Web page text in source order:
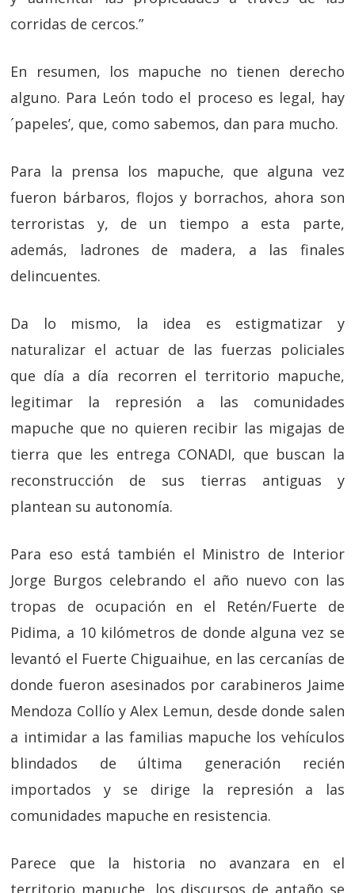
corridas de cercos.”
En resumen, los mapuche no tienen derecho
alguno. Para León todo el proceso es legal, hay
´papeles’, que, como sabemos, dan para mucho.
Para la prensa los mapuche, que alguna vez
fueron bárbaros, flojos y borrachos, ahora son
terroristas y, de un tiempo a esta parte,
además, ladrones de madera, a las finales
delincuentes.
Da lo mismo, la idea es estigmatizar y
naturalizar el actuar de las fuerzas policiales
que día a día recorren el territorio mapuche,
legitimar la represión a las comunidades
mapuche que no quieren recibir las migajas de
tierra que les entrega CONADI, que buscan la
reconstrucción de sus tierras antiguas y
plantean su autonomía.
Para eso está también el Ministro de Interior
Jorge Burgos celebrando el año nuevo con las
tropas de ocupación en el Retén/Fuerte de
Pidima, a 10 kilómetros de donde alguna vez se
levantó el Fuerte Chiguaihue, en las cercanías de
donde fueron asesinados por carabineros Jaime
Mendoza Collío y Alex Lemun, desde donde salen
a intimidar a las familias mapuche los vehículos
blindados de última generación recién
importados y se dirige la represión a las
comunidades mapuche en resistencia.
Parece que la historia no avanzara en el